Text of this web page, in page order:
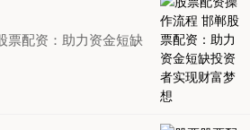
票配资：助力资金短缺